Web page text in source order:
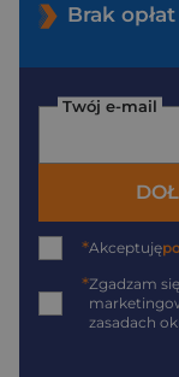
Brak
Twój e-mail
*Akceptuję
*Zgadzam
zasadach